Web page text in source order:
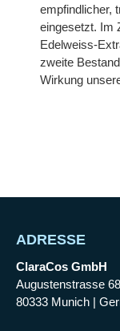
empfindlicher,
eingesetzt. Im
Edelweiss-
zweite
Wirkung
ADRESSE
ClaraCos GmbH
Augustenstrasse
80333 Munich |